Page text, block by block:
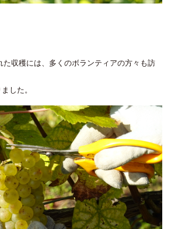
た収穫には、多くのボランティアの方々も訪
した。